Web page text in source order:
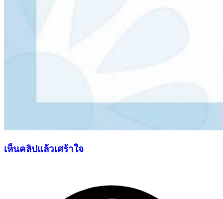
เห็นคลิปแล้วเศร้าใจ